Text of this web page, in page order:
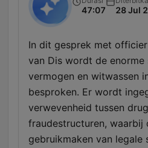
47:07 28 Jul
In dit gesprek met
van Dis wordt de enorme
vermogen en witwassen
besproken. Er wordt
verwevenheid tussen
fraudestructuren, waarbij
gebruikmaken van legale